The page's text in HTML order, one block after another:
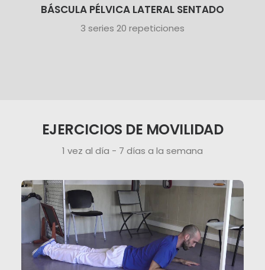
BÁSCULA PÉLVICA LATERAL SENTADO
3 series 20 repeticiones
EJERCICIOS DE MOVILIDAD
1 vez al día - 7 días a la semana